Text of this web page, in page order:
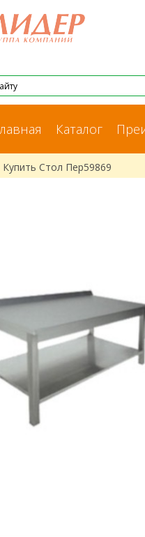
Каталог
Купить Стол Пер59869